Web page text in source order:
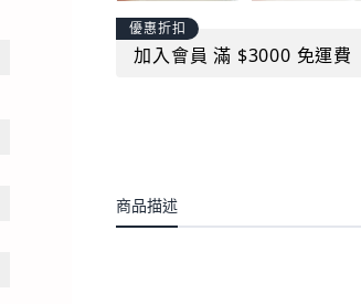
優惠折扣
加入會員 滿 $3000 免運費
商品描述